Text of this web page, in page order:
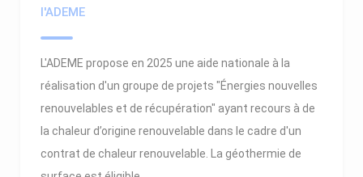
l'ADEME
L'ADEME propose en 2025 une aide nationale à la
réalisation d'un groupe de projets "Énergies nouvelles
renouvelables et de récupération" ayant recours à de
la chaleur d’origine renouvelable dans le cadre d'un
contrat de chaleur renouvelable. La géothermie de